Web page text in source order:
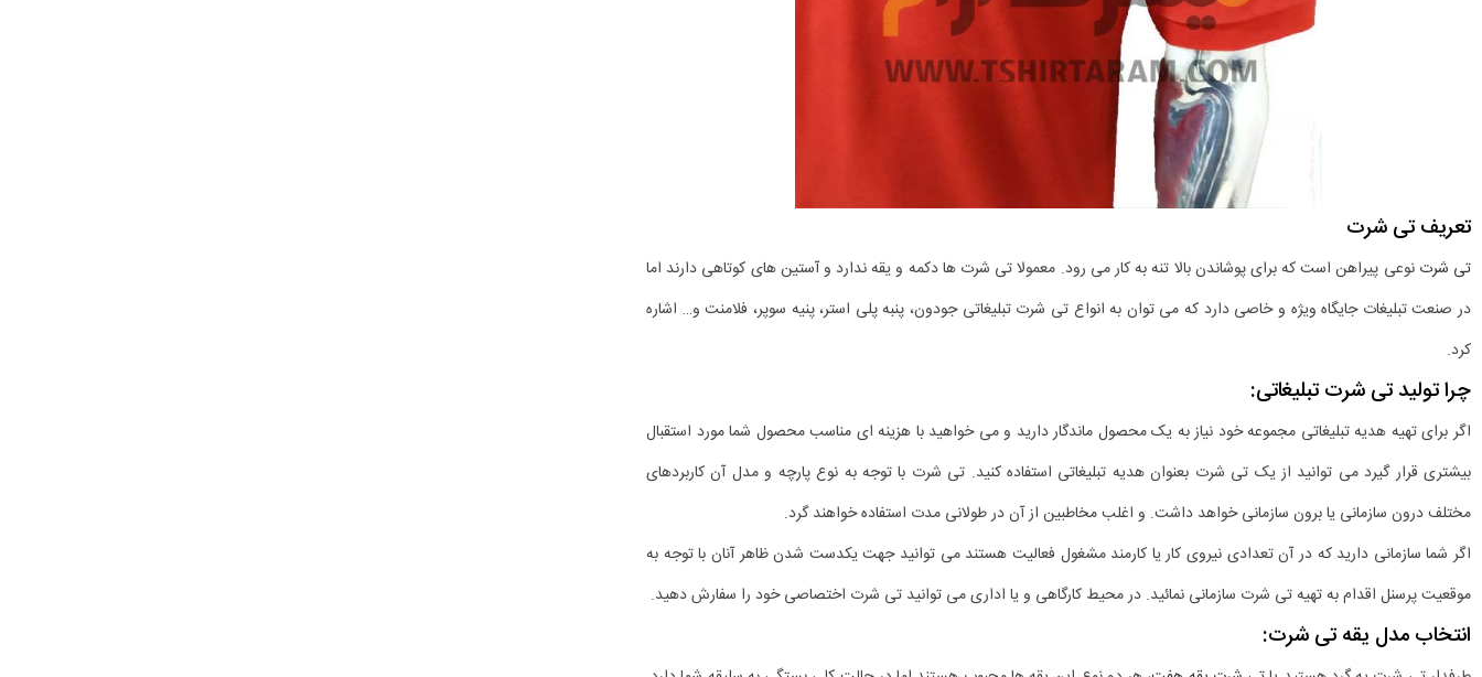
تعریف تی شرت
تی شرت نوعی پیراهن است که برای پوشاندن بالا تنه به کار می رود. معمولا تی شرت ها دکمه و یقه ندارد و آستین های کوتاهی دارند اما
در صنعت تبلیغات جایگاه ویژه و خاصی دارد که می توان به انواع تی شرت تبلیغاتی جودون، پنبه پلی استر، پنیه سوپر، فلامنت و… اشاره
کرد.
چرا تولید تی شرت تبلیغاتی:
اگر برای تهیه هدیه تبلیغاتی مجموعه خود نیاز به یک محصول ماندگار دارید و می خواهید با هزینه ای مناسب محصول شما مورد استقبال
بیشتری قرار گیرد می توانید از یک تی شرت بعنوان هدیه تبلیغاتی استفاده کنید. تی شرت با توجه به نوع پارچه و مدل آن کاربردهای
مختلف درون سازمانی یا برون سازمانی خواهد داشت. و اغلب مخاطبین از آن در طولانی مدت استفاده خواهند گرد.
اگر شما سازمانی دارید که در آن تعدادی نیروی کار یا کارمند مشغول فعالیت هستند می توانید جهت یکدست شدن ظاهر آنان با توجه به
موقعیت پرسنل اقدام به تهیه تی شرت سازمانی نمائید. در محیط کارگاهی و یا اداری می توانید تی شرت اختصاصی خود را سفارش دهید.
انتخاب مدل یقه تی شرت: